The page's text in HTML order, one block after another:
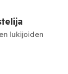
lukijoiden